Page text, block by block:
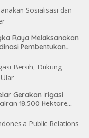
Raya Melaksanakan
Pembentukan
Gerakan Irigasi
18.500 Hektare